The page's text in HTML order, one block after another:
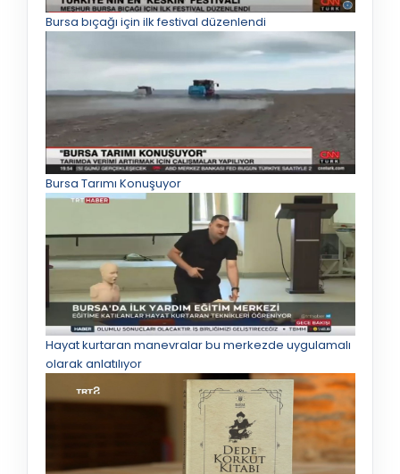
Bursa bıçağı için ilk festival düzenlendi
Bursa Tarımı Konuşuyor
Hayat kurtaran manevralar bu merkezde uygulamalı
olarak anlatılıyor